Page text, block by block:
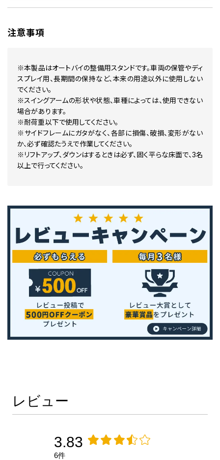
注意事項
※本製品はオートバイの整備用スタンドです。車両の保管やディ
スプレイ用、長期間の保持など、本来の用途以外に使用しない
でください。
※スイングアームの形状や状態、車種によっては、使用できない
場合があります。
※耐荷重以下で使用してください。
※サイドフレームにガタがなく、各部に損傷、破損、変形がない
か、必ず確認たうえで作業してください。
※リフトアップ、ダウンはするときは必ず、固く平らな床面で、3名
以上で行ってください。
レビュー
3.83
6件